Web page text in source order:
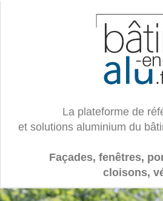
La plateforme de
et solutions aluminium du
Façades, fenêtres,
cloisons,